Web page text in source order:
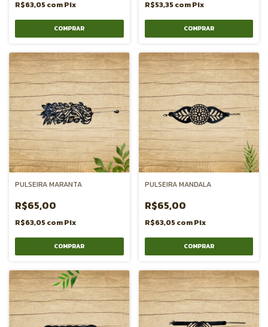
R$63,05comPix R$53,35comPix
PULSEIRA MARANTA
R$65,00
R$63,05comPix
PULSEIRA MANDALA
R$65,00
R$63,05comPix